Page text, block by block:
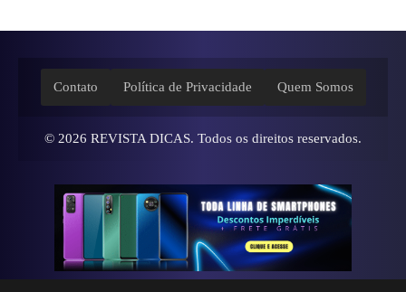
Contato Política de Privacidade Quem Somos
© 2026 REVISTA DICAS. Todos os direitos reservados.